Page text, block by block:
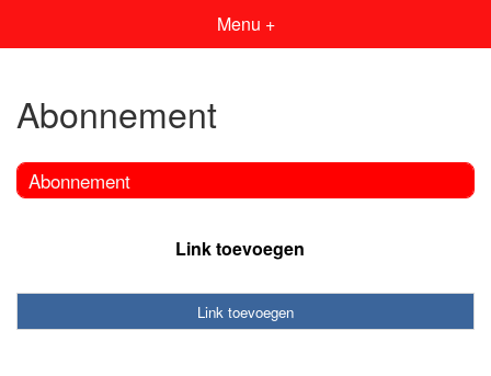
Menu +
Abonnement
Abonnement
Link toevoegen
Link toevoegen